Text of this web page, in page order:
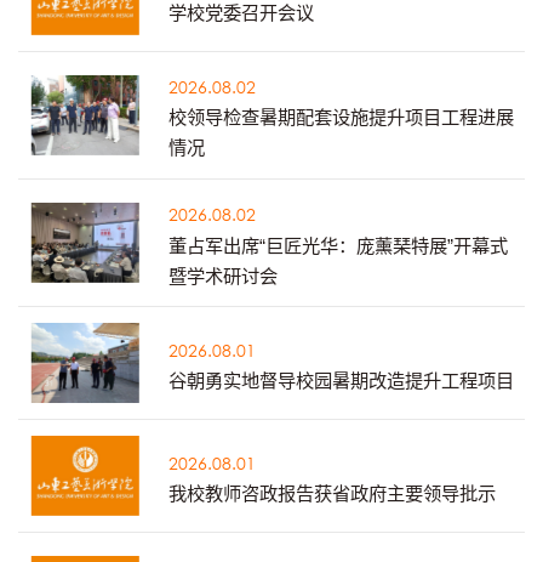
学校党委召开会议
2026.08.02
校领导检查暑期配套设施提升项目工程进展
情况
2026.08.02
董占军出席“巨匠光华：庞薰琹特展”开幕式
暨学术研讨会
2026.08.01
谷朝勇实地督导校园暑期改造提升工程项目
2026.08.01
我校教师咨政报告获省政府主要领导批示